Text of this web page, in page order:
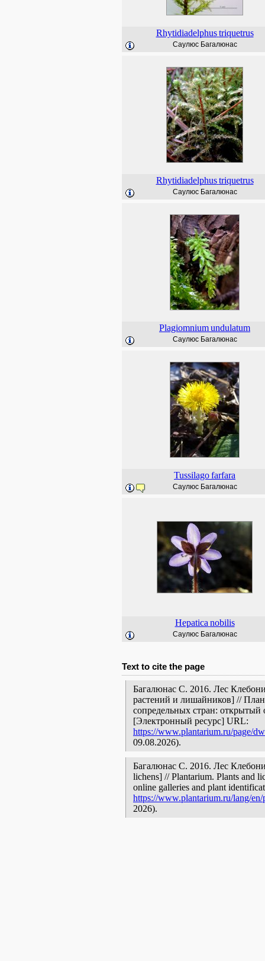
Rhytidiadelphus triquetrus
Саулюс Багалюнас
Rhytidiadelphus triquetrus
Саулюс Багалюнас
Plagiomniumundulatum
Саулюс Багалюнас
Tussilagofarfara
Саулюс Багалюнас
Hepatica nobilis
Саулюс Багалюнас
Text to cite the page
Багалюнас С. 2016. Лес
растений и лишайников] //
сопредельных стран: открытый
[Электронный ресурс] URL:
https://www.plantarium.ru/page/
09.08.2026).
Багалюнас С. 2016. Лес
lichens] // Plantarium. Plants and
online galleries and plant
https://www.plantarium.ru/lang/
2026).